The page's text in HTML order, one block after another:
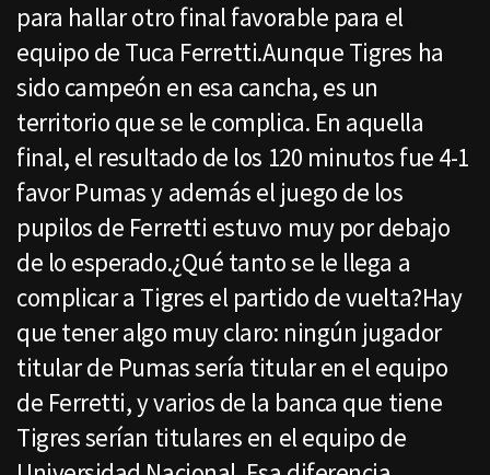
para hallar otro final favorable para el
equipo de Tuca Ferretti.Aunque Tigres ha
sido campeón en esa cancha, es un
territorio que se le complica. En aquella
final, el resultado de los 120 minutos fue 4-1
favor Pumas y además el juego de los
pupilos de Ferretti estuvo muy por debajo
de lo esperado.¿Qué tanto se le llega a
complicar a Tigres el partido de vuelta?Hay
que tener algo muy claro: ningún jugador
titular de Pumas sería titular en el equipo
de Ferretti, y varios de la banca que tiene
Tigres serían titulares en el equipo de